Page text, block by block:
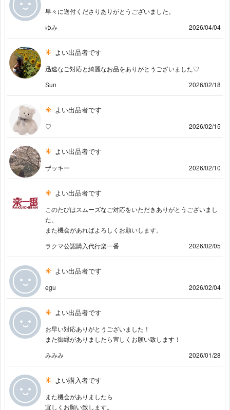
早々に送付くださりありがとうございました。
ゆみ
2026/04/04
よい出品者です
迅速なご対応と綺麗なお品をありがとうございました♡
Sun
2026/02/18
よい出品者です
♡ 2026/02/15
よい出品者です
ザッキー 2026/02/10
よい出品者です
このたびはスムーズなご対応をいただきありがとうございまし
た。
また機会があればよろしくお願いします。
ラクマ公認購入代行楽一番
2026/02/05
よい出品者です
egu 2026/02/04
よい出品者です
お早い対応ありがとうございました！
また御縁がありましたら宜しくお願い致します！
みみみ
2026/01/28
よい購入者です
また機会がありましたら
宜しくお願い致します。